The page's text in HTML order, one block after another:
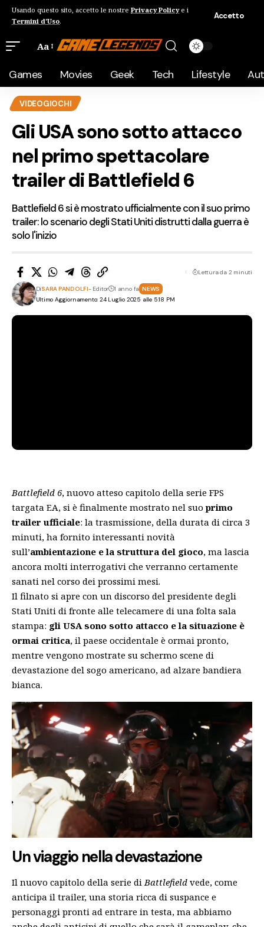
Usando questo sito, accetto le nostre Privacy Policye i
Termini d'Uso.
Accetto
Aa
Games Movies Geek Tech Lifestyle
VIDEOGIOCHI
Gli USA sono sotto attacco
nel primo spettacolare
trailer di Battlefield 6
Battlefield 6 si è mostrato ufficialmente con il suo primo
trailer: lo scenario degli Stati Uniti distrutti dalla guerra è
solo l'inizio
Ultimo Aggiornamento: 24 Luglio 2025 alle 5:18 PM
DiSARA PANDOLFI- Editor 1 anno fa NEWS
Lettura da 2 minuti
Battlefield 6, nuovo atteso capitolo della serie FPS
targata EA, si è finalmente mostrato nel suo primo
trailer ufficiale: la trasmissione, della durata di circa 3
minuti, ha fornito interessanti novità
sull’ambientazione e la struttura del gioco, ma lascia
ancora molti interrogativi che verranno certamente
sanati nel corso dei prossimi mesi.
Il filnato si apre con un discorso del presidente degli
Stati Uniti di fronte alle telecamere di una folta sala
stampa: gli USA sono sotto attacco e la situazione è
ormai critica, il paese occidentale è ormai pronto,
mentre vengono mostrate su schermo scene di
devastazione del sogo americano, ad alzare bandiera
bianca.
Un viaggio nella devastazione
Il nuovo capitolo della serie diBattlefield vede, come
anticipa il trailer, una storia ricca di suspance e
personaggi pronti ad entrare in testa, ma abbiamo